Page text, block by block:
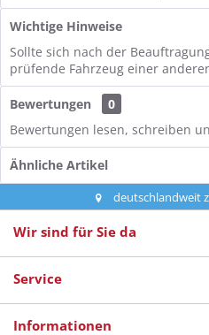
Wichtige Hinweise
Sollte sich nach der
prüfende Fahrzeug einer
Bewertungen
0
Bewertungen lesen, schreiben
Ähnliche Artikel
deutschlandweit
Wir sind für Sie da
Service
Informationen